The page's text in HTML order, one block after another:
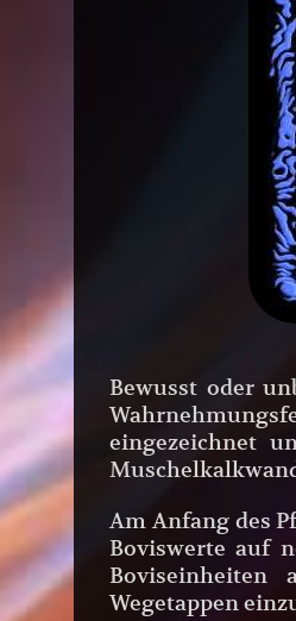
Bewusst oder
eingezeichnet
Am Anfang des
Boviswerte auf
Wegetappen